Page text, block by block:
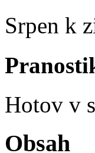
Srpen k
Hotov v
Obsah